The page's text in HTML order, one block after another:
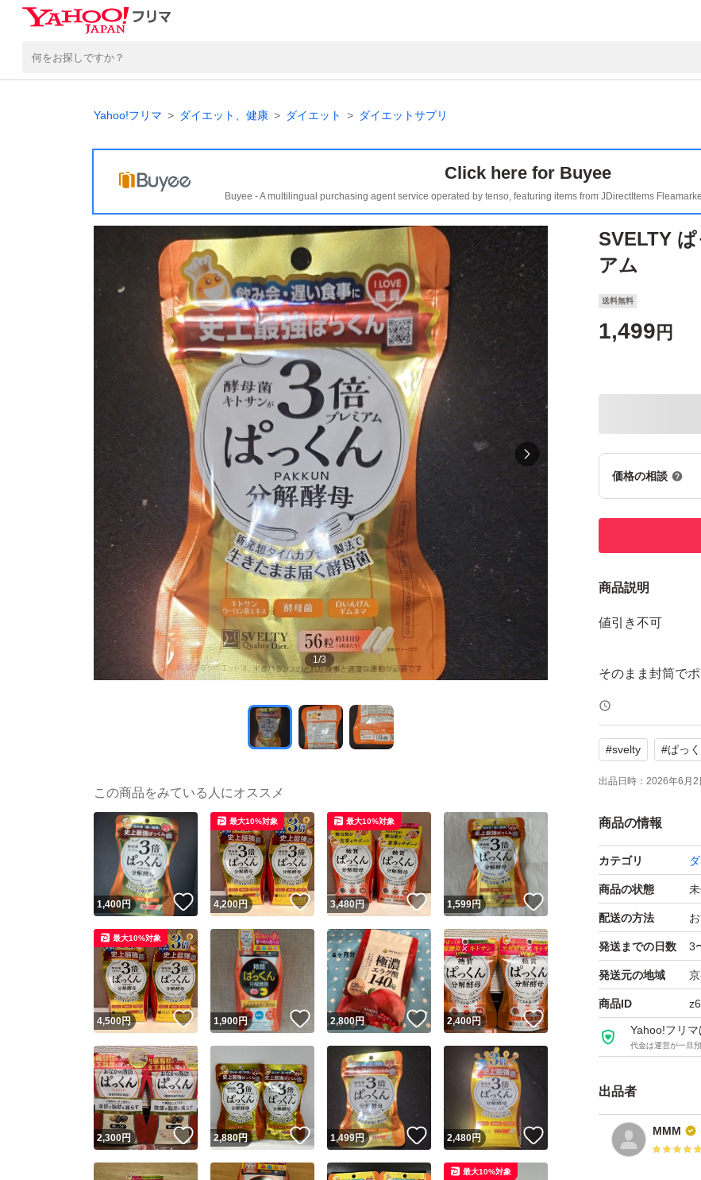
Yahoo!フリマ ダイエット、健康 ダイエット ダイエットサプリ
Click here for Buyee
Buyee - A multilingual purchasing agent service operated by tenso, featuring items from JDirectItems
1/3
SVELTY
アム
送料無料
1,499 円
価格の相談
商品説明
値引き不可
そのまま封筒で
#svelty #ぱっ
出品日時： 2026年6月2
商品の情報
カテゴリ
商品の状態
配送の方法
発送までの日数 3
発送元の地域
商品ID
Yahoo!フリ
代金は運営が一旦
出品者
MMM
この商品をみている人にオススメ
1,400円 いいね！
4,200円 いいね！
最大10%対象
3,480円 いいね！
最大10%対象
1,599円
4,500円 いいね！
最大10%対象
1,900円 いいね！
2,800円 いいね！
2,400円
2,300円 いいね！
2,880円 いいね！
1,499円 いいね！
2,480円
最大10%対象